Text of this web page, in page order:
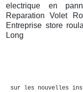
electrique en
Reparation Volet
Entreprise store
Long
sur les nouvelles